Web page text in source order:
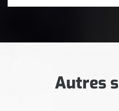
Autres